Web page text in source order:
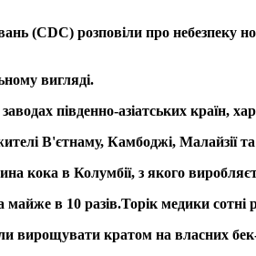
(CDC) розповіли про
вигляді.
південно-азіатських країн,
В'єтнаму, Камбоджі, Малайзії
кока в Колумбії, з якого
майже в 10 разів.Торік медики сотні
вирощувати кратом на власних